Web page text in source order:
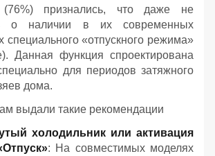
признались, что даже не
о наличии в их современных
специального «отпускного режима»
Данная функция спроектирована
для периодов затяжного
дома.
выдали такие рекомендации
холодильник или активация
: На совместимых моделях